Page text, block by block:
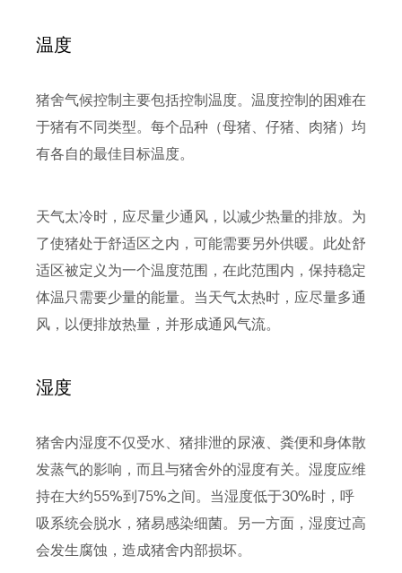
温度
猪舍气候控制主要包括控制温度。温度控制的困难在
于猪有不同类型。每个品种（母猪、仔猪、肉猪）均
有各自的最佳目标温度。
天气太冷时，应尽量少通风，以减少热量的排放。为
了使猪处于舒适区之内，可能需要另外供暖。此处舒
适区被定义为一个温度范围，在此范围内，保持稳定
体温只需要少量的能量。当天气太热时，应尽量多通
风，以便排放热量，并形成通风气流。
湿度
猪舍内湿度不仅受水、猪排泄的尿液、粪便和身体散
发蒸气的影响，而且与猪舍外的湿度有关。湿度应维
持在大约55%到75%之间。当湿度低于30%时，呼
吸系统会脱水，猪易感染细菌。另一方面，湿度过高
会发生腐蚀，造成猪舍内部损坏。